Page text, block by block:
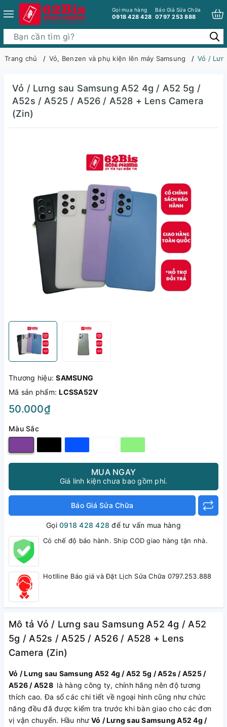
Gọi mua hàng
0918 428 428
Báo Giá Sửa Chữa
0797 253 888
Trang chủ Vỏ, Benzen và phụ kiện lên máy Samsung Vỏ /
Vỏ / Lưng sau Samsung A52 4g / A52 5g /
A52s / A525 / A526 / A528 + Lens Camera
(Zin)
Thương hiệu:SAMSUNG
Mã sản phẩm:LCSSA52V
50.000₫
Màu Sắc
MUA NGAY
Giá linh kiện chưa bao gồm phí.
Báo Giá Sửa Chữa
Gọi0918 428 428 để tư vấn mua hàng
Có chế độ bảo hành. Ship COD giao hàng tận nhà.
Hotlline Báo giá và Đặt Lịch Sửa Chữa 0797.253.888
Mô tả Vỏ / Lưng sau Samsung A52 4g / A52
5g / A52s / A525 / A526 / A528 + Lens
Camera (Zin)
Vỏ / Lưng sau Samsung A52 4g / A52 5g / A52s / A525 /
A526 / A528 là hàng công ty, chính hãng nên độ tương
thích cao. Đa số các chi tiết về ngoại hình cũng như chức
năng đều đã được kiểm tra trước khi bàn giao cho các đơn
vị vận chuyển. Hầu như Vỏ / Lưng sau Samsung A52 4g /